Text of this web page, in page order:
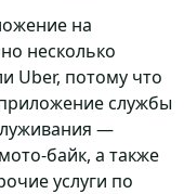
на
несколько
Uber, потому что
службы
—
байк, а также
услуги по